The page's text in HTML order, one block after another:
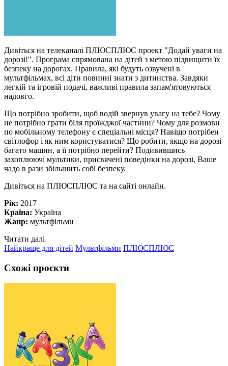
Дивіться на телеканалі ПЛЮСПЛЮС проект "Додай уваги на
дорозі!". Програма спрямована на дітей з метою підвищити їх
безпеку на дорогах. Правила, які будуть озвучені в
мультфільмах, всі діти повинні знати з дитинства. Завдяки
легкій та ігровій подачі, важливі правила запам'ятовуються
надовго.
Що потрібно зробити, щоб водій звернув увагу на тебе? Чому
не потрібно грати біля проїжджої частини? Чому для розмови
по мобільному телефону є спеціальні місця? Навіщо потрібен
світлофор і як ним користуватися? Що робити, якщо на дорозі
багато машин, а її потрібно перейти? Подивившись
захоплюючі мультики, присвячені поведінки на дорозі, Ваше
чадо в рази збільшить собі безпеку.
Дивіться на ПЛЮСПЛЮС та на сайті онлайн.
Рік: 2017
Країна: Україна
Жанр: мультфільми
Читати далі
Найкраще для дітей Мультфільми ПЛЮСПЛЮС
Схожі проєкти